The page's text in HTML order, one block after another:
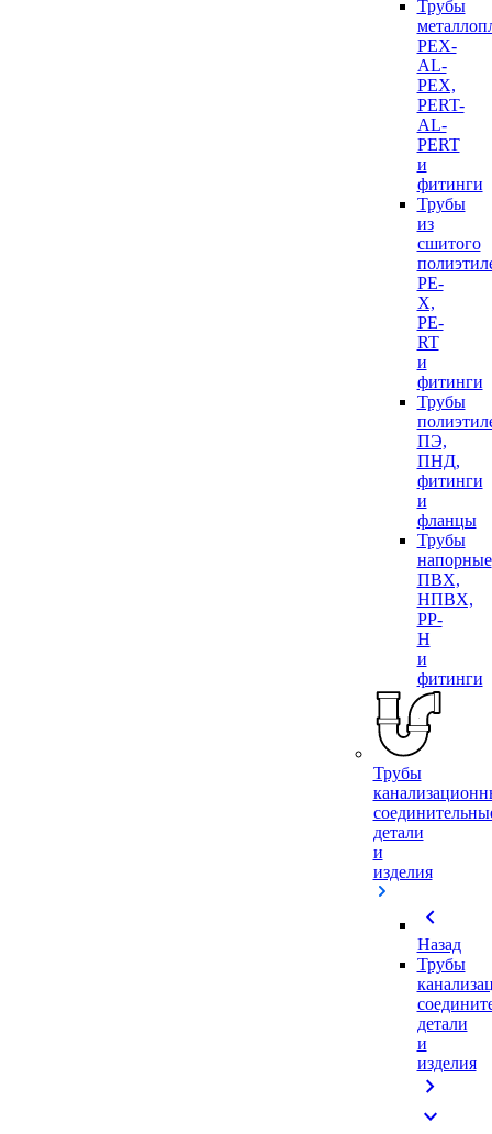
Трубы
PEX-
AL-
PEX,
PERT-
AL-
PERT
и
фитинги
Трубы
из
сшитого
PE-
X,
PE-
RT
и
фитинги
Трубы
ПЭ,
ПНД,
фитинги
и
фланцы
Трубы
напорные
ПВХ,
НПВХ,
PP-
H
и
фитинги
Трубы
детали
и
изделия
chevron_left
Назад
Трубы
детали
и
изделия
chevron_right
expand_more